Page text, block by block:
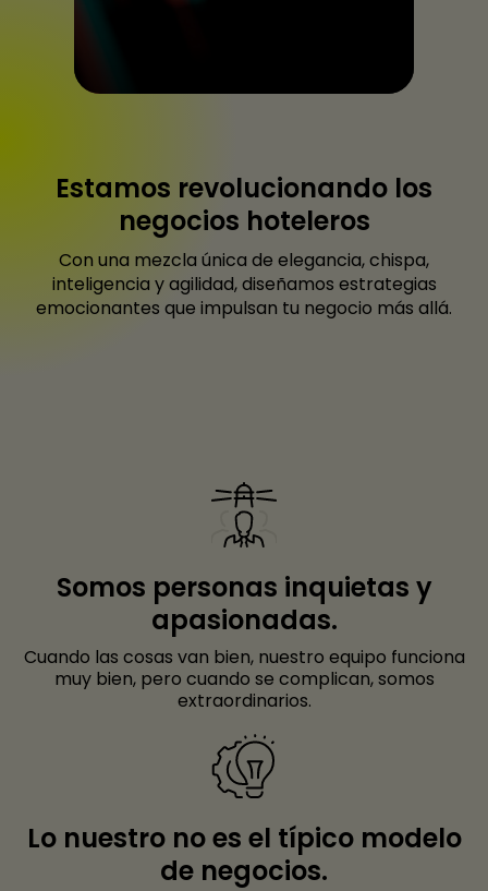
Estamos revolucionando los
negocios hoteleros
Con una mezcla única de elegancia, chispa,
inteligencia y agilidad, diseñamos estrategias
emocionantes que impulsan tu negocio más allá.
Somos personas inquietas y
apasionadas.
Cuando las cosas van bien, nuestro equipo funciona
muy bien, pero cuando se complican, somos
extraordinarios.
Lo nuestro no es el típico modelo
de negocios.